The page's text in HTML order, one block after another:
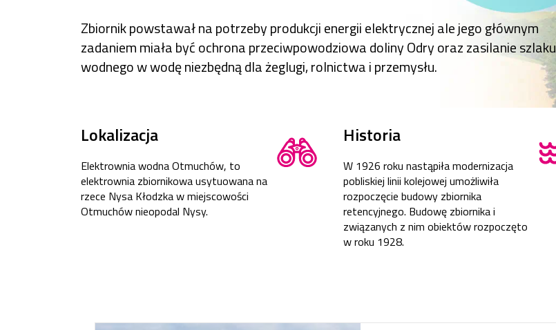
Zbiornik powstawał na potrzeby produkcji energii elektrycznej ale jego głównym
zadaniem miała być ochrona przeciwpowodziowa doliny Odry oraz zasilanie szlaku
wodnego w wodę niezbędną dla żeglugi, rolnictwa i przemysłu.
Lokalizacja
Elektrownia wodna Otmuchów, to
elektrownia zbiornikowa usytuowana na
rzece Nysa Kłodzka w miejscowości
Otmuchów nieopodal Nysy.
Historia
W 1926 roku nastąpiła modernizacja
pobliskiej linii kolejowej umożliwiła
rozpoczęcie budowy zbiornika
retencyjnego. Budowę zbiornika i
związanych z nim obiektów rozpoczęto
w roku 1928.